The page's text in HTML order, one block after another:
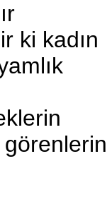
ki kadın